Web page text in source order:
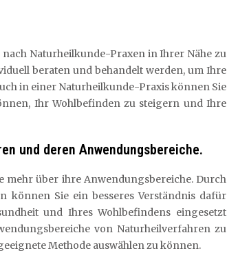
Naturheilkunde-Praxen in Ihrer Nähe zu
beraten und behandelt werden, um Ihre
in einer Naturheilkunde-Praxis können Sie
Ihr Wohlbefinden zu steigern und Ihre
und deren Anwendungsbereiche.
über ihre Anwendungsbereiche. Durch
können Sie ein besseres Verständnis dafür
und Ihres Wohlbefindens eingesetzt
von Naturheilverfahren zu
Methode auswählen zu können.